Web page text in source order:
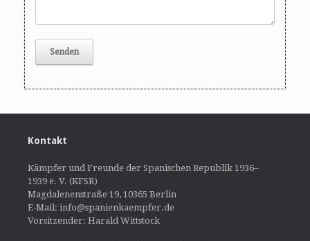
Kontakt
Kämpfer und Freunde der Spanischen Republik 1936–
1939 e. V. (KFSR)
Magdalenenstraße 19, 10365 Berlin
E-Mail: info@spanienkaempfer.de
Vorsitzender: Harald Wittstock